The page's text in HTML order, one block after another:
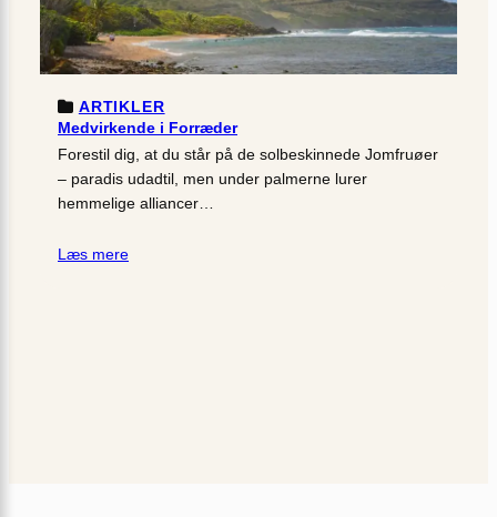
ARTIKLER
Medvirkende i Forræder
Forestil dig, at du står på de solbeskinnede Jomfruøer
– paradis udadtil, men under palmerne lurer
hemmelige alliancer…
Læs mere